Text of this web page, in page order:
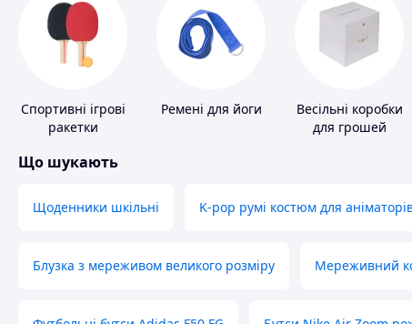
Спортивні ігрові
ракетки
Ремені для йоги
Весільні коробки
для грошей
Що шукають
Щоденники шкільні K-pop румі костюм для
Блузка з мереживом великого розміру Мереживний